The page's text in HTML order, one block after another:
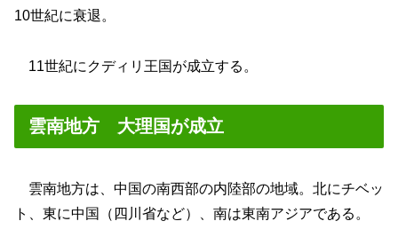
10世紀に衰退。
11世紀にクディリ王国が成立する。
雲南地方 大理国が成立
雲南地方は、中国の南西部の内陸部の地域。北にチベッ
ト、東に中国（四川省など）、南は東南アジアである。